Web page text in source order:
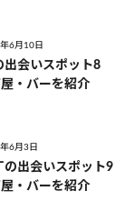
6月10日
出会いスポット8
・バーを紹介
6月3日
の出会いスポット9
・バーを紹介